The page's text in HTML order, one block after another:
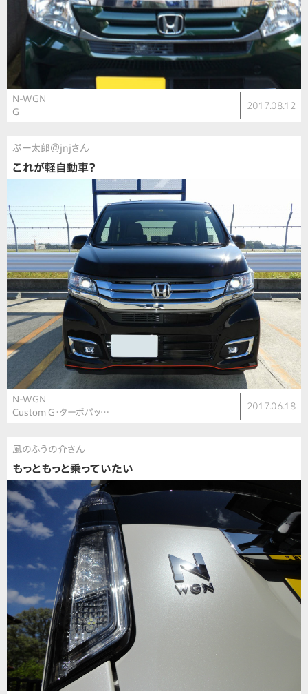
N-WGN
G
2017.08.12
ぷー太郎＠jnjさん
これが軽自動車？
N-WGN
Custom G・ターボパッ…
2017.06.18
風のふうの介さん
もっともっと乗っていたい